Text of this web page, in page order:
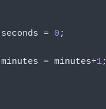
        seconds
= 0 ;
        minutes
= minutes+1;